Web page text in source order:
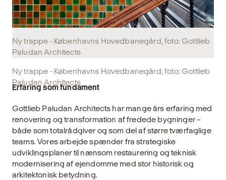
Ny trappe - Københavns Hovedbanegård, foto: Gottlieb
Paludan Architects
Ny trappe - Københavns Hovedbanegård, foto: Gottlieb
Paludan Architects
Erfaring som fundament
Gottlieb Paludan Architects har mange års erfaring med
renovering og transformation af fredede bygninger –
både som totalrådgiver og som del af større tværfaglige
teams. Vores arbejde spænder fra strategiske
udviklingsplaner til nænsom restaurering og teknisk
modernisering af ejendomme med stor historisk og
arkitektonisk betydning.